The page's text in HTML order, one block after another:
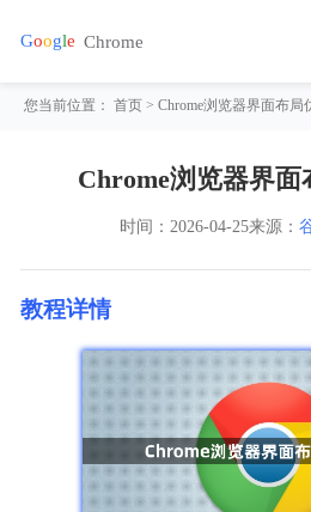
您当前位置：首页 > Chrome浏览器界面布局
Chrome浏览器界面
时间： 2026-04-25来源：
教程详情